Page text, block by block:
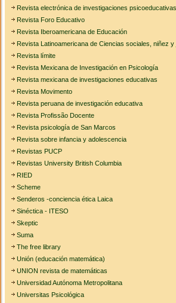
Revista electrónica de investigaciones psicoeducativas
Revista Foro Educativo
Revista Iberoamericana de Educación
Revista Latinoamericana de Ciencias sociales, niñez y
Revista límite
Revista Mexicana de Investigación en Psicología
Revista mexicana de investigaciones educativas
Revista Movimento
Revista peruana de investigación educativa
Revista Profissão Docente
Revista psicología de San Marcos
Revista sobre infancia y adolescencia
Revistas PUCP
Revistas University British Columbia
RIED
Scheme
Senderos -conciencia ética Laica
Sinéctica - ITESO
Skeptic
Suma
The free library
Unión (educación matemática)
UNION revista de matemáticas
Universidad Autónoma Metropolitana
Universitas Psicológica